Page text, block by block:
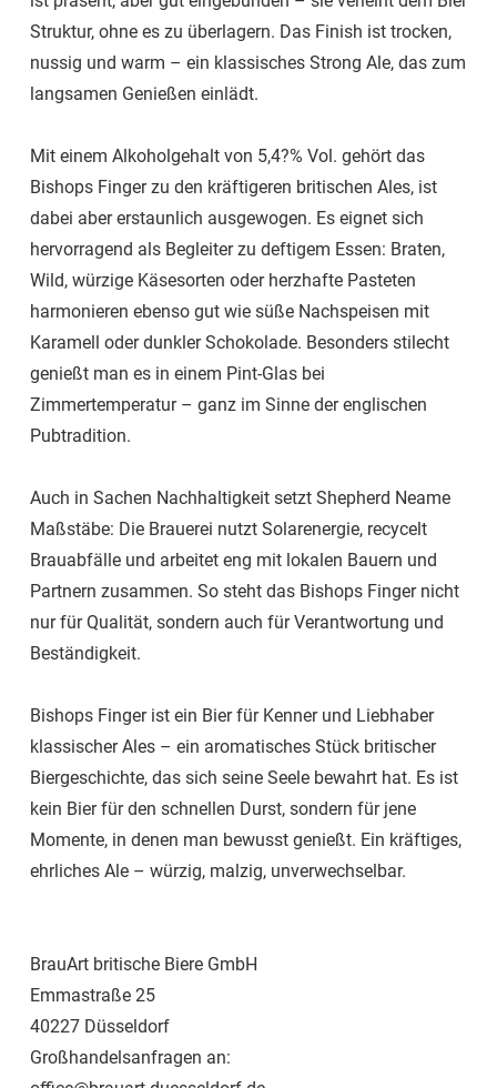
Struktur, ohne es zu überlagern. Das Finish ist trocken,
nussig und warm – ein klassisches Strong Ale, das zum
langsamen Genießen einlädt.
Mit einem Alkoholgehalt von 5,4?% Vol. gehört das
Bishops Finger zu den kräftigeren britischen Ales, ist
dabei aber erstaunlich ausgewogen. Es eignet sich
hervorragend als Begleiter zu deftigem Essen: Braten,
Wild, würzige Käsesorten oder herzhafte Pasteten
harmonieren ebenso gut wie süße Nachspeisen mit
Karamell oder dunkler Schokolade. Besonders stilecht
genießt man es in einem Pint-Glas bei
Zimmertemperatur – ganz im Sinne der englischen
Pubtradition.
Auch in Sachen Nachhaltigkeit setzt Shepherd Neame
Maßstäbe: Die Brauerei nutzt Solarenergie, recycelt
Brauabfälle und arbeitet eng mit lokalen Bauern und
Partnern zusammen. So steht das Bishops Finger nicht
nur für Qualität, sondern auch für Verantwortung und
Beständigkeit.
Bishops Finger ist ein Bier für Kenner und Liebhaber
klassischer Ales – ein aromatisches Stück britischer
Biergeschichte, das sich seine Seele bewahrt hat. Es ist
kein Bier für den schnellen Durst, sondern für jene
Momente, in denen man bewusst genießt. Ein kräftiges,
ehrliches Ale – würzig, malzig, unverwechselbar.
BrauArt britische Biere GmbH
Emmastraße 25
40227 Düsseldorf
Großhandelsanfragen an: